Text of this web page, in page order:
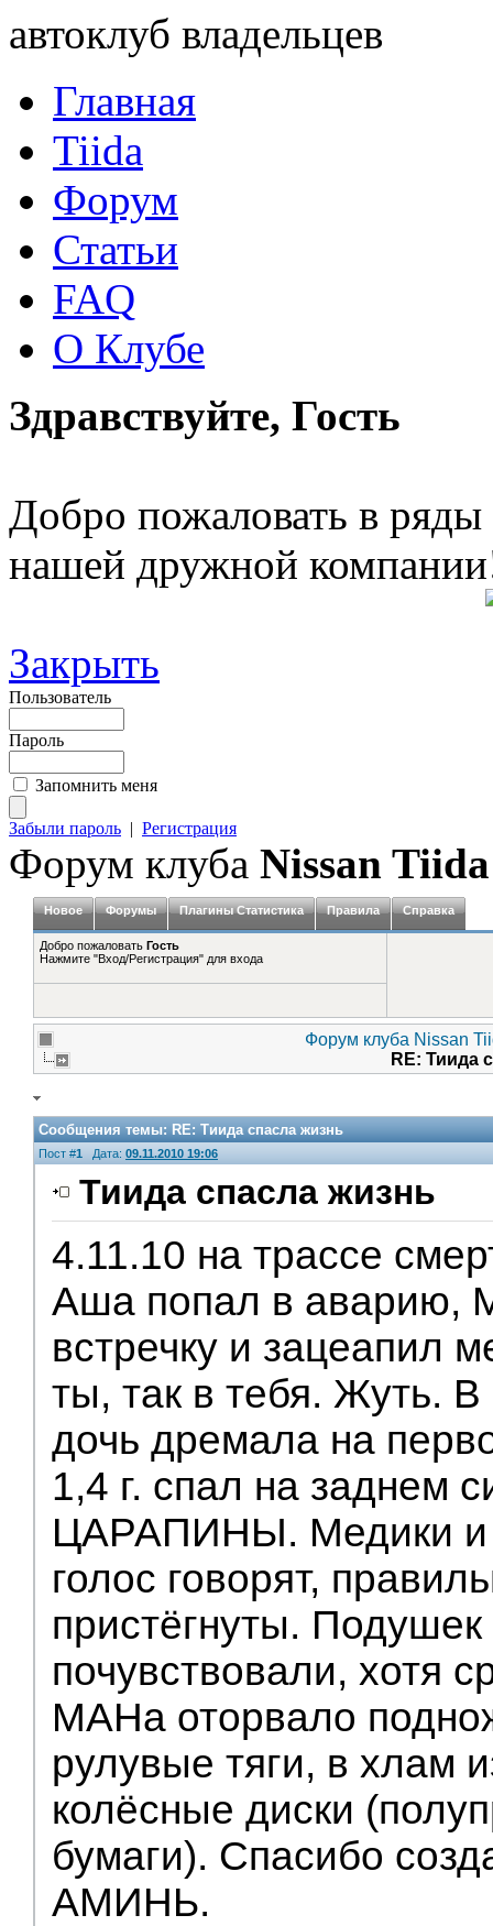
автоклуб владельцев
Главная
Tiida
Форум
Статьи
FAQ
О Клубе
Здравствуйте, Гость
Добро пожаловать в ряды
нашей дружной
Закрыть
Пользователь
Пароль
Запомнить меня
Забыли пароль | Регистрация
Форум клуба Nissan Tiida
Новое Форумы Плагины Статистика Правила Справка
Добро пожаловать Гость
Нажмите "Вход/Регистрация" для входа
Форум клуба Nissan
RE: Тиида
Сообщения темы:RE: Тиида спасла жизнь
Пост #1 Дата: 09.11.2010 19:06
Тиида спасла жизнь
4.11.10 на трассе
Аша попал в аварию,
встречку и зацеапил
ты, так в тебя. Жуть.
дочь дремала на
1,4 г. спал на заднем
ЦАРАПИНЫ. Медики и
голос говорят,
пристёгнуты.
почувствовали, хотя
МАНа оторвало
рулувые тяги, в хлам
колёсные диски
бумаги). Спасибо
АМИНЬ.